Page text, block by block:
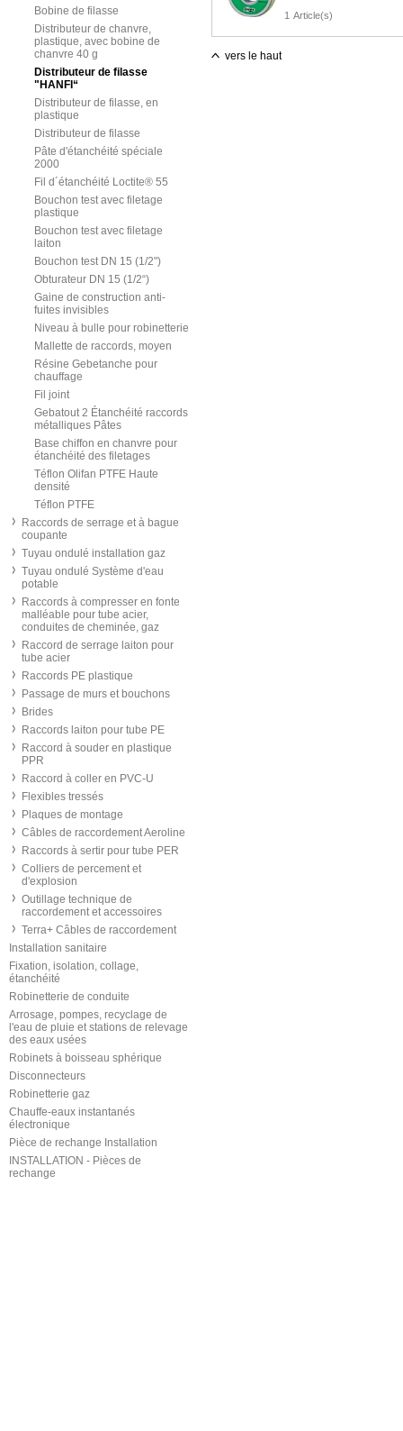
Bobine de filasse
Distributeur de chanvre,
plastique, avec bobine de
chanvre 40 g
Distributeur de filasse
"HANFI“
Distributeur de filasse, en
plastique
Distributeur de filasse
Pâte d'étanchéité spéciale
2000
Fil d´étanchéité Loctite® 55
Bouchon test avec filetage
plastique
Bouchon test avec filetage
laiton
Bouchon test DN 15 (1/2")
Obturateur DN 15 (1/2“)
Gaine de construction anti-
fuites invisibles
Niveau à bulle pour robinetterie
Mallette de raccords, moyen
Résine Gebetanche pour
chauffage
Fil joint
Gebatout 2 Étanchéité raccords
métalliques Pâtes
Base chiffon en chanvre pour
étanchéité des filetages
Téflon Olifan PTFE Haute
densité
Téflon PTFE
Raccords de serrage et à bague
coupante
Tuyau ondulé installation gaz
Tuyau ondulé Système d'eau
potable
Raccords à compresser en fonte
malléable pour tube acier,
conduites de cheminée, gaz
Raccord de serrage laiton pour
tube acier
Raccords PE plastique
Passage de murs et bouchons
Brides
Raccords laiton pour tube PE
Raccord à souder en plastique
PPR
Raccord à coller en PVC-U
Flexibles tressés
Plaques de montage
Câbles de raccordement Aeroline
Raccords à sertir pour tube PER
Colliers de percement et
d'explosion
Outillage technique de
raccordement et accessoires
Terra+ Câbles de raccordement
Installation sanitaire
Fixation, isolation, collage,
étanchéité
Robinetterie de conduite
Arrosage, pompes, recyclage de
l'eau de pluie et stations de relevage
des eaux usées
Robinets à boisseau sphérique
Disconnecteurs
Robinetterie gaz
Chauffe-eaux instantanés
électronique
Pièce de rechange Installation
INSTALLATION - Pièces de
rechange
1 Article(s)
vers le haut